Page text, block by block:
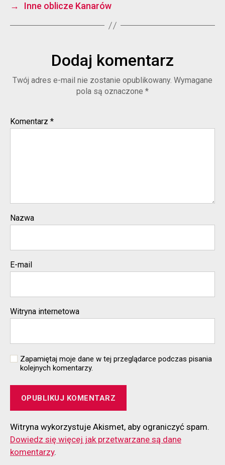
→
Inne oblicze Kanarów
Dodaj komentarz
Twój adres e-mail nie zostanie opublikowany. Wymagane
pola są oznaczone *
Komentarz *
Nazwa
E-mail
Witryna internetowa
Zapamiętaj moje dane w tej przeglądarce podczas pisania
kolejnych komentarzy.
Witryna wykorzystuje Akismet, aby ograniczyć spam.
Dowiedz się więcej jak przetwarzane są dane
komentarzy.